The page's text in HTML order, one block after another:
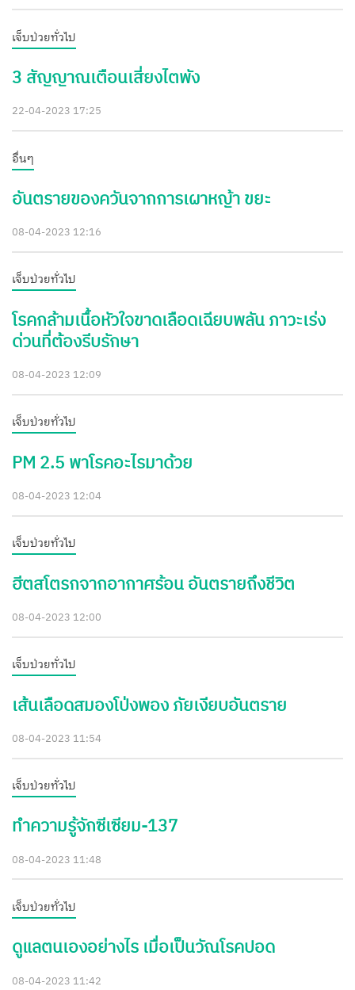
เจ็บป่วยทั่วไป
3 สัญญาณเตือนเสี่ยงไตพัง
22-04-2023 17:25
อื่นๆ
อันตรายของควันจากการเผาหญ้า ขยะ
08-04-2023 12:16
เจ็บป่วยทั่วไป
โรคกล้ามเนื้อหัวใจขาดเลือดเฉียบพลัน ภาวะเร่ง
ด่วนที่ต้องรีบรักษา
08-04-2023 12:09
เจ็บป่วยทั่วไป
PM 2.5 พาโรคอะไรมาด้วย
08-04-2023 12:04
เจ็บป่วยทั่วไป
ฮีตสโตรกจากอากาศร้อน อันตรายถึงชีวิต
08-04-2023 12:00
เจ็บป่วยทั่วไป
เส้นเลือดสมองโป่งพอง ภัยเงียบอันตราย
08-04-2023 11:54
เจ็บป่วยทั่วไป
ทำความรู้จักซีเซียม-137
08-04-2023 11:48
เจ็บป่วยทั่วไป
ดูแลตนเองอย่างไร เมื่อเป็นวัณโรคปอด
08-04-2023 11:42